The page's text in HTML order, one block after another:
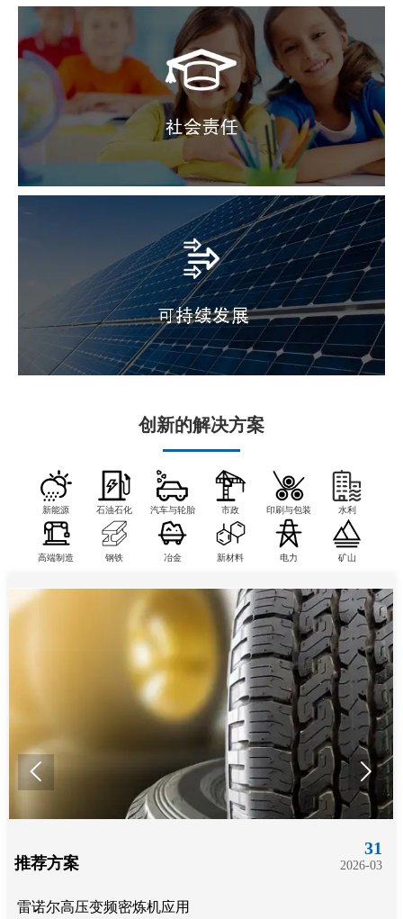
创新的解决方案
新能源 石油石化 汽车与轮胎 市政 印刷与包装 水利
高端制造 钢铁 冶金 新材料 电力 矿山
推荐方案
31
2026-03
雷诺尔高压变频密炼机应用
 